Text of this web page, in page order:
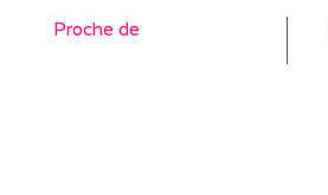
Proche de